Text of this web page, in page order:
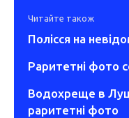
Читайте також
Полісся на
Раритетні фото
Водохреще в
раритетні фото